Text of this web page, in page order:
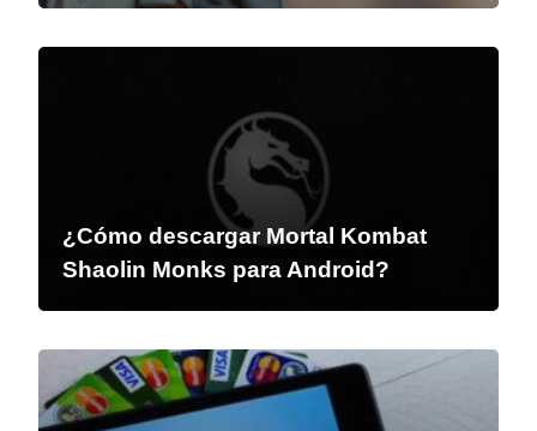
¿Cómo descargar Mortal Kombat
Shaolin Monks para Android?